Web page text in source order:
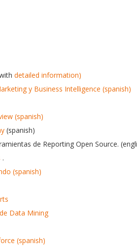
detailed information)
y Business Intelligence (spanish)
(spanish)
(spanish)
de Reporting Open Source.
.
(spanish)
Data Mining
(spanish)